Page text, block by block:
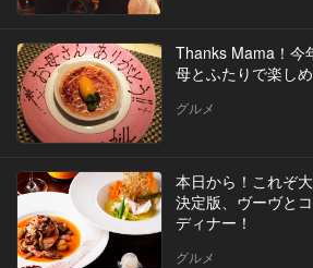
Thanks Mama！今
母とふたりで楽し
グルメ
本日から！これぞ
決定版、ヴーヴと
ディナー！
グルメ